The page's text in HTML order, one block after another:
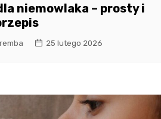
niemowlaka – prosty i
25 lutego 2026